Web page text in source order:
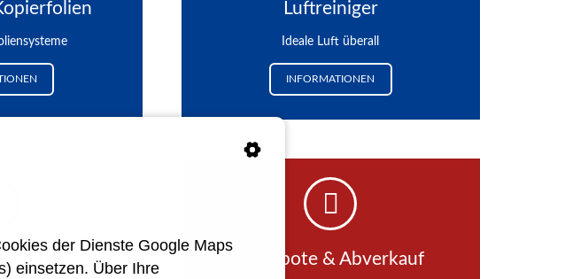
Luftreiniger
Ideale Luft überall
INFORMATIONEN
Angebote & Abverkauf
der Dienste Google Maps
einsetzen. Über Ihre